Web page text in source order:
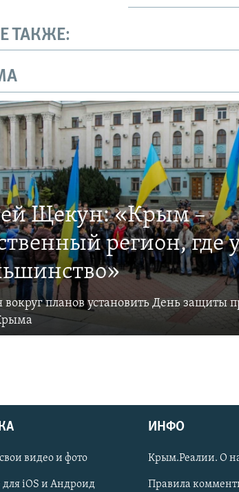
ТАКЖЕ:
Щекун: «Крым –
регион, где
вокруг планов установить День защиты
видео и фото
iOS и Андроид
ИНФО
Крым.Реалии. О
Правила